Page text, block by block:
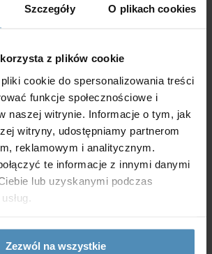
Szczegóły O plikach cookies
z plików cookie
cookie do spersonalizowania treści
funkcje społecznościowe i
naszej witrynie. Informacje o tym, jak
witryny, udostępniamy partnerom
reklamowym i analitycznym.
te informacje z innymi danymi
lub uzyskanymi podczas
Zezwól na wszystkie
w czujnik ruchu (strefa
od 1 do 4 m, kąt widzenia do 100°),
wyłączenia od 2 do 30 min.).